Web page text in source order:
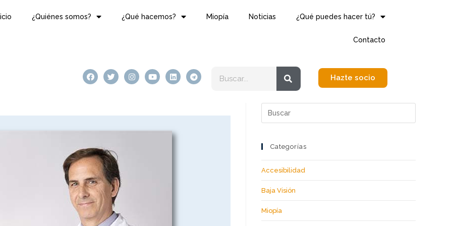
¿Quiénes somos? ¿Qué hacemos? Miopía Noticias ¿Qué puedes hacer tú?
Contacto
Hazte socio
Categorías
Accesibilidad
Baja Visión
Miopía